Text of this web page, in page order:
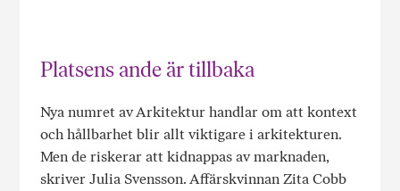
Platsens ande är tillbaka
Nya numret av Arkitektur handlar om att kontext
och hållbarhet blir allt viktigare i arkitekturen.
Men de riskerar att kidnappas av marknaden,
skriver Julia Svensson. Affärskvinnan Zita Cobb